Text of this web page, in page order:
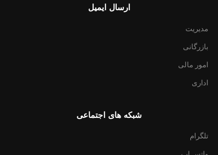
ارسال ایمیل
مدیریت
بازرگانی
امور مالی
اداری
شبکه های اجتماعی
تلگرام